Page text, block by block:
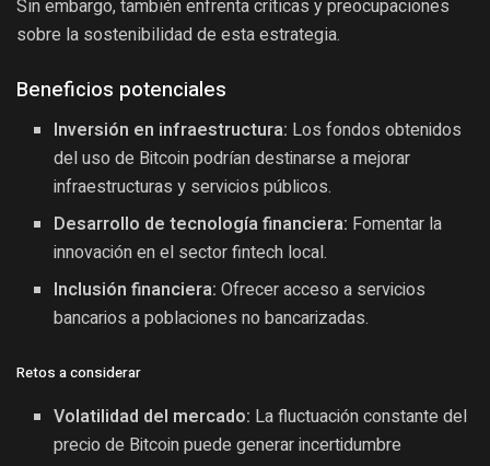
Sin embargo, también enfrenta críticas y preocupaciones
sobre la sostenibilidad de esta estrategia.
Beneficios potenciales
Inversión en infraestructura: Los fondos obtenidos
del uso de Bitcoin podrían destinarse a mejorar
infraestructuras y servicios públicos.
Desarrollo de tecnología financiera: Fomentar la
innovación en el sector fintech local.
Inclusión financiera: Ofrecer acceso a servicios
bancarios a poblaciones no bancarizadas.
Retos a considerar
Volatilidad del mercado: La fluctuación constante del
precio de Bitcoin puede generar incertidumbre